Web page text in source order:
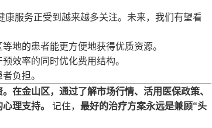
康服务正受到越来越多关注。未来，我们有望看
地的患者能更方便地获得优质资源。
效率的同时优化费用结构。
负担。
在金山区，通过了解市场行情、活用医保政策、
理支持。
记住， 最好的治疗方案永远是兼顾“头